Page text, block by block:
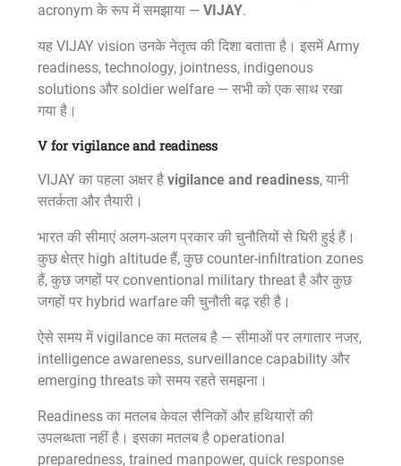
acronym के रूप में समझाया — VIJAY.
यह VIJAY vision उनके नेतृत्व की दिशा बताता है। इसमें Army
readiness, technology, jointness, indigenous
solutions और soldier welfare — सभी को एक साथ रखा
गया है।
V for vigilance and readiness
VIJAY का पहला अक्षर है vigilance and readiness, यानी
सतर्कता और तैयारी।
भारत की सीमाएं अलग-अलग प्रकार की चुनौतियों से घिरी हुई हैं।
कुछ क्षेत्र high altitude हैं, कुछ counter-infiltration zones
हैं, कुछ जगहों पर conventional military threat है और कुछ
जगहों पर hybrid warfare की चुनौती बढ़ रही है।
ऐसे समय में vigilance का मतलब है — सीमाओं पर लगातार नजर,
intelligence awareness, surveillance capability और
emerging threats को समय रहते समझना।
Readiness का मतलब केवल सैनिकों और हथियारों की
उपलब्धता नहीं है। इसका मतलब है operational
preparedness, trained manpower, quick response